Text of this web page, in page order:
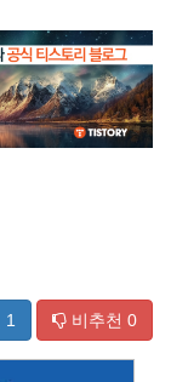
1 비추천 0